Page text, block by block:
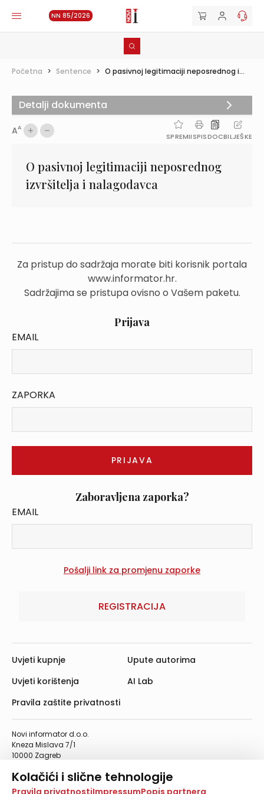
Kolačići i slične tehnologije
Na našoj web stranici koristimo kolačiće i slične
NN 85/2026
Početna > Sentence > O pasivnoj legitimaciji neposrednog i...
AA
SPREMIISPISDOCBILJEŠKE
O pasivnoj legitimaciji neposrednog
izvršitelja i nalagodavca
Za pristup do sadržaja morate biti korisnik portala
www.informator.hr.
Sadržajima se pristupa ovisno o Vašem paketu.
Prijava
EMAIL
ZAPORKA
Zaboravljena zaporka?
EMAIL
REGISTRACIJA
Detalji dokumenta
Novi informator d.o.o.
Kneza Mislava 7/1
10000 Zagreb
Telefaks: 01/4612-553
info@informator.hr
Uvjeti kupnje
Uvjeti korištenja
Pravila zaštite privatnosti
Upute autorima
AI Lab